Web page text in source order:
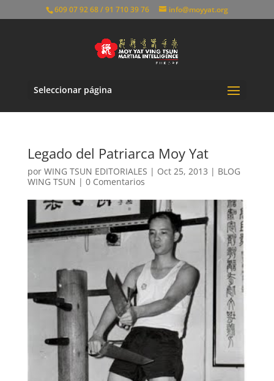
609 07 92 68 / 91 710 39 76 info@moyyat.org
Seleccionar página
Legado del Patriarca Moy Yat
por WING TSUN EDITORIALES | Oct 25, 2013 | BLOG
WING TSUN | 0 Comentarios